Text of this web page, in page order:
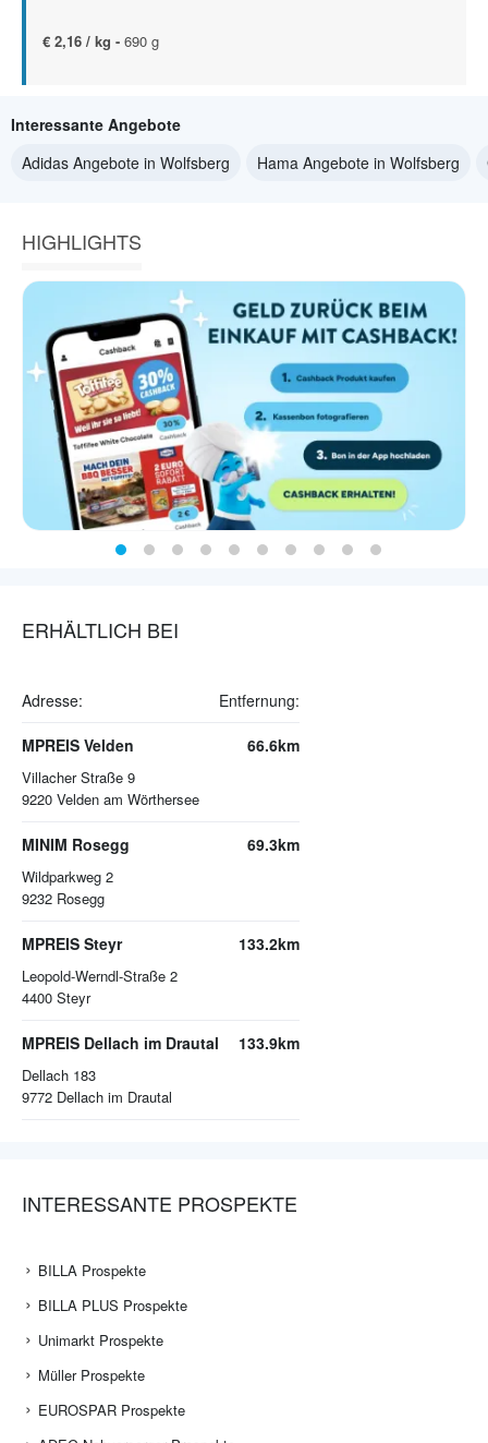
€ 2,16 / kg - 690 g
Interessante Angebote
Adidas Angebote in Wolfsberg
Hama Angebote in Wolfsberg
HIGHLIGHTS
ERHÄLTLICH BEI
Adresse: Entfernung:
MPREIS Velden
Villacher Straße 9
9220 Velden am Wörthersee
66.6km
MINIM Rosegg
Wildparkweg 2
9232 Rosegg
69.3km
MPREIS Steyr
Leopold-Werndl-Straße 2
4400 Steyr
133.2km
MPREIS Dellach im Drautal
Dellach 183
9772 Dellach im Drautal
133.9km
INTERESSANTE PROSPEKTE
BILLA Prospekte
BILLA PLUS Prospekte
Unimarkt Prospekte
Müller Prospekte
EUROSPAR Prospekte